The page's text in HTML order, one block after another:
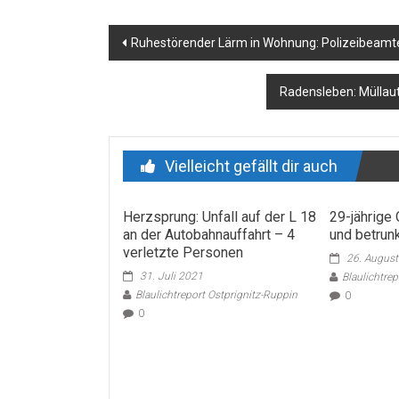
Beitragsnavigation
Ruhestörender Lärm in Wohnung:
Radensleben:
Vielleicht gefällt dir auch
Herzsprung: Unfall auf der L 18
an der Autobahnauffahrt – 4
verletzte Personen
31. Juli 2021
Blaulichtreport Ostprignitz-Ruppin
0
29-jährige
und
26.
0